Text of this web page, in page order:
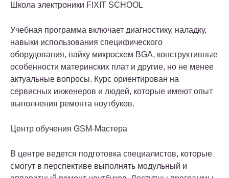
Школа электроники FIXIT SCHOOL
Учебная программа включает диагностику, наладку,
навыки использования специфического
оборудования, пайку микросхем BGA, конструктивные
особенности материнских плат и другие, но не менее
актуальные вопросы. Курс ориентирован на
сервисных инженеров и людей, которые имеют опыт
выполнения ремонта ноутбуков.
Центр обучения GSM-Мастера
В центре ведется подготовка специалистов, которые
смогут в перспективе выполнять модульный и